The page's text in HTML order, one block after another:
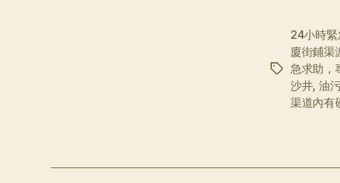
标
24小時緊
廈街鋪渠
急求助，
沙井, 油
渠道內有